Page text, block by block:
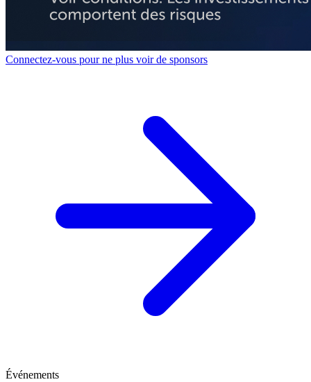
Connectez-vous pour ne plus voir de sponsors
Événements